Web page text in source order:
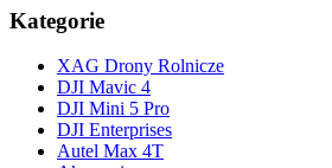
Kategorie
XAG Drony Rolnicze
DJI Mavic 4
DJI Mini 5 Pro
DJI Enterprises
Autel Max 4T